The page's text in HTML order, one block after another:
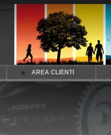
AREA CLIENTI